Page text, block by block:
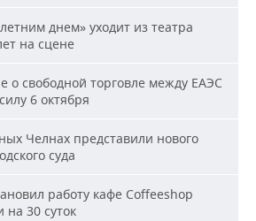
днем» уходит из театра
на сцене
о свободной торговле между ЕАЭС
6 октября
Челнах представили нового
суда
работу кафе Coffeeshop
на 30 суток